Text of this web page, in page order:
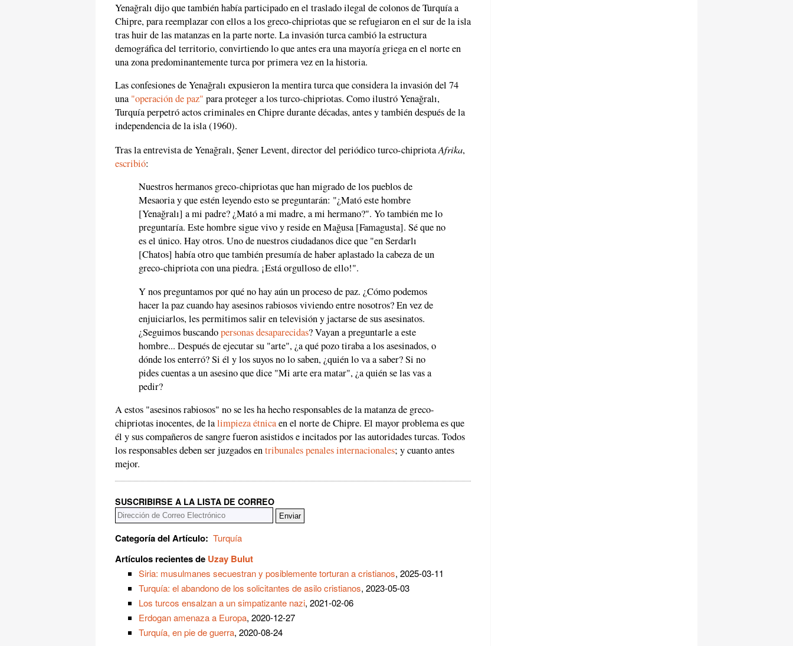
Yenağralı dijo que también había participado en el traslado ilegal de colonos de Turquía a
Chipre, para reemplazar con ellos a los greco-chipriotas que se refugiaron en el sur de la isla
tras huir de las matanzas en la parte norte. La invasión turca cambió la estructura
demográfica del territorio, convirtiendo lo que antes era una mayoría griega en el norte en
una zona predominantemente turca por primera vez en la historia.
Las confesiones de Yenağralı expusieron la mentira turca que considera la invasión del 74
una "operación de paz" para proteger a los turco-chipriotas. Como ilustró Yenağralı,
Turquía perpetró actos criminales en Chipre durante décadas, antes y también después de la
independencia de la isla (1960).
Tras la entrevista de Yenağralı, Şener Levent, director del periódico turco-chipriotaAfrika,
escribió:
Nuestros hermanos greco-chipriotas que han migrado de los pueblos de
Mesaoria y que estén leyendo esto se preguntarán: "¿Mató este hombre
[Yenağralı] a mi padre? ¿Mató a mi madre, a mi hermano?". Yo también me lo
preguntaría. Este hombre sigue vivo y reside en Mağusa [Famagusta]. Sé que no
es el único. Hay otros. Uno de nuestros ciudadanos dice que "en Serdarlı
[Chatos] había otro que también presumía de haber aplastado la cabeza de un
greco-chipriota con una piedra. ¡Está orgulloso de ello!".
Y nos preguntamos por qué no hay aún un proceso de paz. ¿Cómo podemos
hacer la paz cuando hay asesinos rabiosos viviendo entre nosotros? En vez de
enjuiciarlos, les permitimos salir en televisión y jactarse de sus asesinatos.
¿Seguimos buscandopersonas desaparecidas? Vayan a preguntarle a este
hombre... Después de ejecutar su "arte", ¿a qué pozo tiraba a los asesinados, o
dónde los enterró? Si él y los suyos no lo saben, ¿quién lo va a saber? Si no
pides cuentas a un asesino que dice "Mi arte era matar", ¿a quién se las vas a
pedir?
A estos "asesinos rabiosos" no se les ha hecho responsables de la matanza de greco-
chipriotas inocentes, de lalimpieza étnicaen el norte de Chipre. El mayor problema es que
él y sus compañeros de sangre fueron asistidos e incitados por las autoridades turcas. Todos
los responsables deben ser juzgados entribunales penales internacionales; y cuanto antes
mejor.
SUSCRIBIRSE A LA LISTA DE CORREO
Categoría del Artículo: Turquía
Artículos recientes de Uzay Bulut
Siria: musulmanes secuestran y posiblemente torturan a cristianos, 2025-03-11
Turquía: el abandono de los solicitantes de asilo cristianos, 2023-05-03
Los turcos ensalzan a un simpatizante nazi, 2021-02-06
Erdogan amenaza a Europa, 2020-12-27
Turquía, en pie de guerra, 2020-08-24